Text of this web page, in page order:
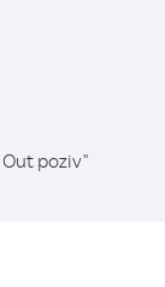
poziv"